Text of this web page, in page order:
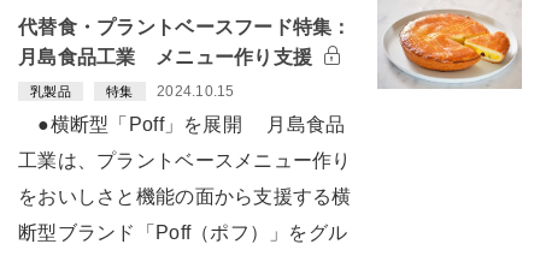
代替食・プラントベースフード特集：
月島食品工業 メニュー作り支援
乳製品 特集 2024.10.15
●横断型「Poff」を展開 月島食品
工業は、プラントベースメニュー作り
をおいしさと機能の面から支援する横
断型ブランド「Poff（ポフ）」をグル